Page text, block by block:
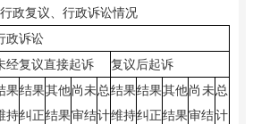
政复议、行政诉讼情况
政诉讼
经复议直接起诉
复议后起诉
果
持
结果
纠正
其他
结果
尚未
审结
总
计
结果
维持
结果
纠正
其他
结果
尚未
审结
总
计